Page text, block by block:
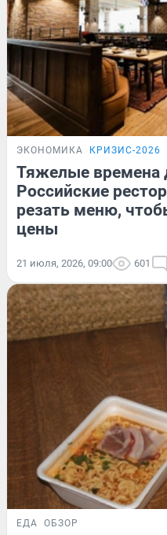
ЭКОНОМИКА КРИЗИС-2026
Тяжелые времена
Российские
резать меню,
цены
21 июля, 2026, 09:00 601
ЕДА ОБЗОР